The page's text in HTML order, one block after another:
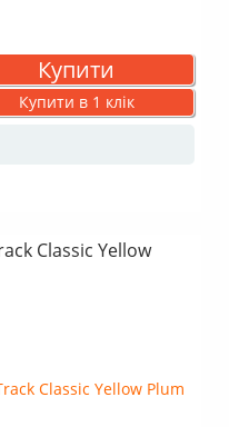
Купити
Купити в 1 клік
Classic Yellow